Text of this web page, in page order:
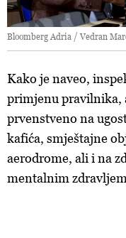
Bloomberg Adria / Vedran
Kako je naveo,
primjenu pravilnika,
prvenstveno na
kafića, smještajne
aerodrome, ali i na
mentalnim